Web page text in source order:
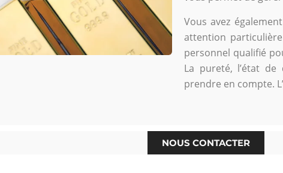
Vous avez
attention
personnel qualifié
La pureté, l’état
prendre en compte.
NOUS CONTACTER